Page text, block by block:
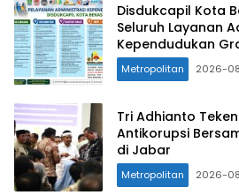
Disdukcapil Kota
Seluruh Layanan
Kependudukan
Metropolitan 2026-
Tri Adhianto
Antikorupsi
di Jabar
Metropolitan 2026-